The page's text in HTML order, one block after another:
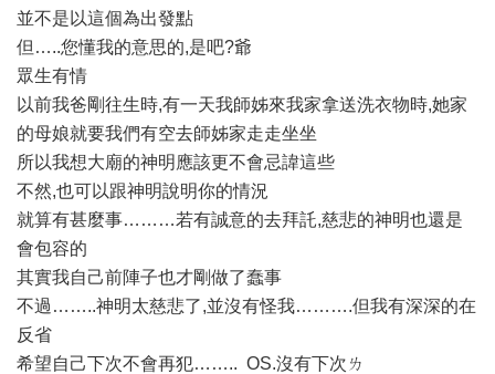
並不是以這個為出發點
但…..您懂我的意思的,是吧?爺
眾生有情
以前我爸剛往生時,有一天我師姊來我家拿送洗衣物時,她家
的母娘就要我們有空去師姊家走走坐坐
所以我想大廟的神明應該更不會忌諱這些
不然,也可以跟神明說明你的情況
就算有甚麼事………若有誠意的去拜託,慈悲的神明也還是
會包容的
其實我自己前陣子也才剛做了蠢事
不過……..神明太慈悲了,並沒有怪我……….但我有深深的在
反省
希望自己下次不會再犯…….. OS.沒有下次ㄌ